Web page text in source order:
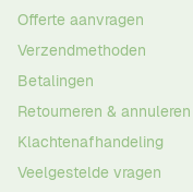
Offerte aanvragen
Verzendmethoden
Betalingen
Retourneren & annuleren
Klachtenafhandeling
Veelgestelde vragen